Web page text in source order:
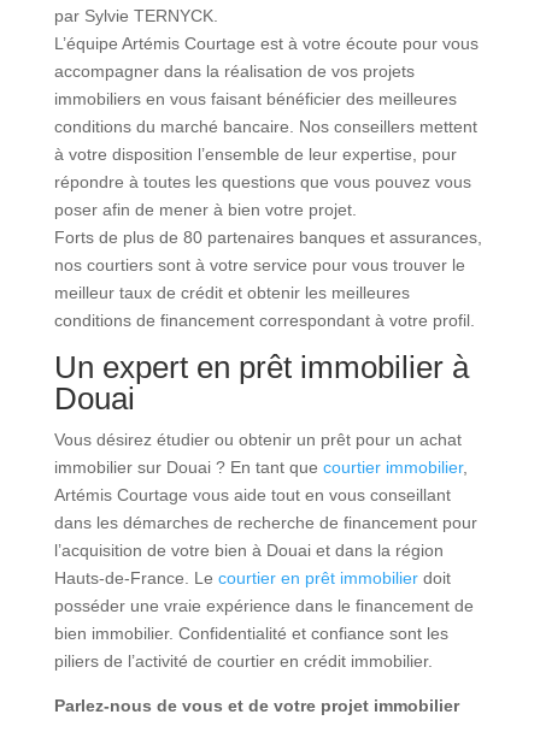
par Sylvie TERNYCK.
L’équipe Artémis Courtage est à votre écoute pour vous
accompagner dans la réalisation de vos projets
immobiliers en vous faisant bénéficier des meilleures
conditions du marché bancaire. Nos conseillers mettent
à votre disposition l’ensemble de leur expertise, pour
répondre à toutes les questions que vous pouvez vous
poser afin de mener à bien votre projet.
Forts de plus de 80 partenaires banques et assurances,
nos courtiers sont à votre service pour vous trouver le
meilleur taux de crédit et obtenir les meilleures
conditions de financement correspondant à votre profil.
Un expert en prêt immobilier à
Douai
Vous désirez étudier ou obtenir un prêt pour un achat
immobilier sur Douai ? En tant que courtier immobilier,
Artémis Courtage vous aide tout en vous conseillant
dans les démarches de recherche de financement pour
l’acquisition de votre bien à Douai et dans la région
Hauts-de-France. Le courtier en prêt immobilierdoit
posséder une vraie expérience dans le financement de
bien immobilier. Confidentialité et confiance sont les
piliers de l’activité de courtier en crédit immobilier.
Parlez-nous de vous et de votre projet immobilier